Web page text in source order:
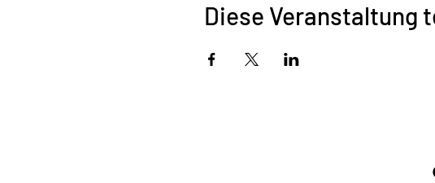
Diese Veranstaltung